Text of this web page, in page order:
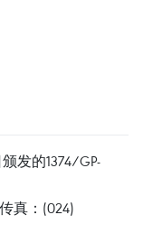
发的1374/GP-
真：(024)